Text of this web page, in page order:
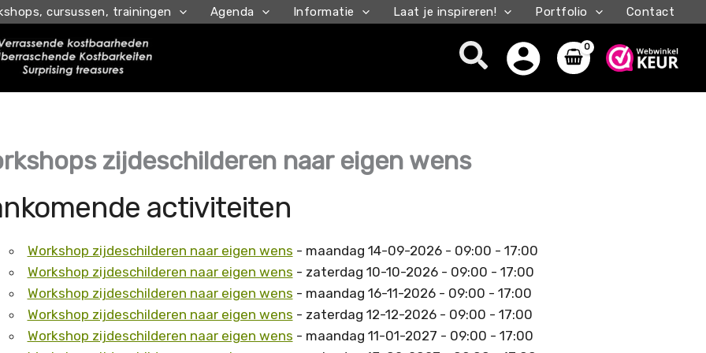
cursussen, trainingen Agenda Informatie Laat je inspireren! Portfolio Contact
Zoeken
zijdeschilderen naar eigen wens
activiteiten
Workshop zijdeschilderen naar eigen wens - maandag 14-09-2026 - 09:00 - 17:00
Workshop zijdeschilderen naar eigen wens - zaterdag 10-10-2026 - 09:00 - 17:00
Workshop zijdeschilderen naar eigen wens - maandag 16-11-2026 - 09:00 - 17:00
Workshop zijdeschilderen naar eigen wens - zaterdag 12-12-2026 - 09:00 - 17:00
Workshop zijdeschilderen naar eigen wens - maandag 11-01-2027 - 09:00 - 17:00